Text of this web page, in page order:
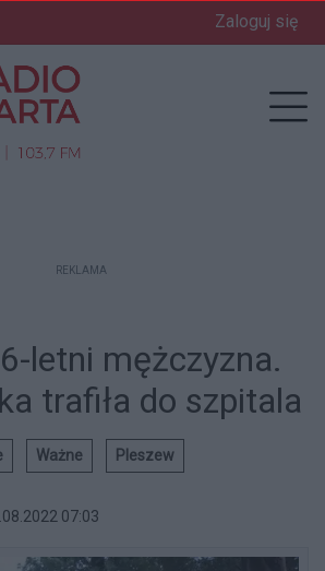
Zaloguj się
REKLAMA
letni mężczyzna.
trafiła do szpitala
Ważne Pleszew
07:03